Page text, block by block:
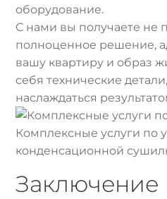
оборудование.
С нами вы получаете не
полноценное решение,
вашу квартиру и образ
себя технические
наслаждаться
Комплексные услуги по
конденсационной
Заключение